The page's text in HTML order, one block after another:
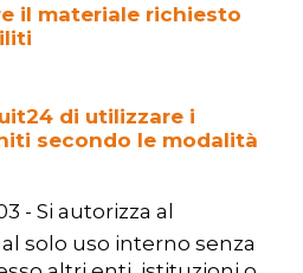
il materiale richiesto
di utilizzare i
secondo le modalità
- Si autorizza al
solo uso interno senza